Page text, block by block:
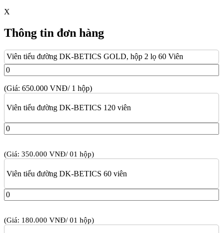
X
Thông tin đơn hàng
Viên tiểu đường DK-BETICS GOLD, hộp 2 lọ 60 Viên
(Giá: 650.000 VNĐ/ 1 hộp)
Viên tiểu đường DK-BETICS 120 viên
(Giá: 350.000 VNĐ/ 01 hộp)
Viên tiểu đường DK-BETICS 60 viên
(Giá: 180.000 VNĐ/ 01 hộp)